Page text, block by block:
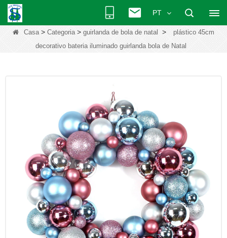
PT
Casa > Categoria > guirlanda de bola de natal >
plástico 45cm
decorativo bateria iluminado guirlanda bola de Natal